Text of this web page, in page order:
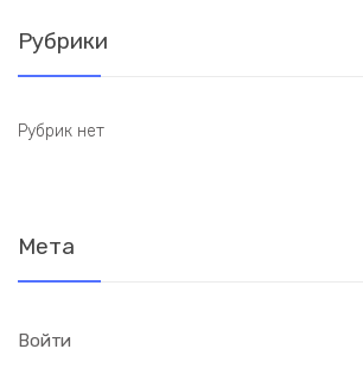
Рубрики
Рубрик нет
Мета
Войти